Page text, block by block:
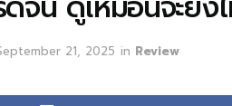
21, 2025 in Review